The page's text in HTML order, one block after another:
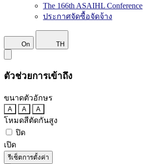
The 166th ASAIHL Conference
ประกาศจัดซื้อจัดจ้าง
On TH
ตัวช่วยการเข้าถึง
ขนาดตัวอักษร
A A A
โหมดสีตัดกันสูง
ปิด
เปิด
รีเซ็ตการตั้งค่า